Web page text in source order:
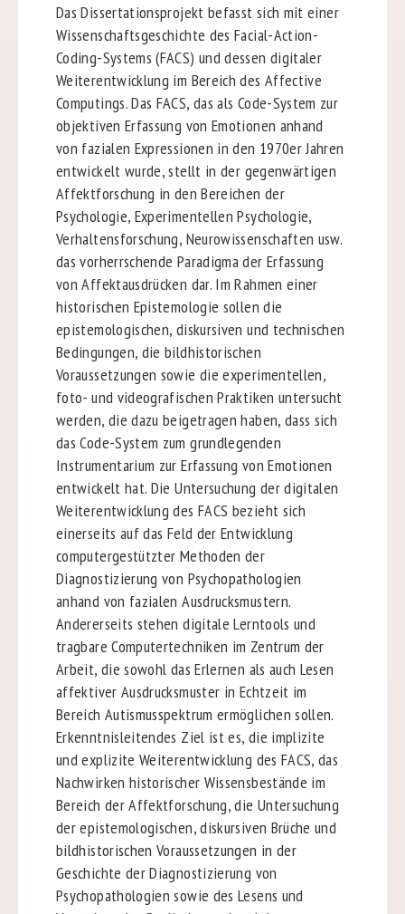
Das Dissertationsprojekt befasst sich mit einer
Wissenschaftsgeschichte des Facial-Action-
Coding-Systems (FACS) und dessen digitaler
Weiterentwicklung im Bereich des Affective
Computings. Das FACS, das als Code-System zur
objektiven Erfassung von Emotionen anhand
von fazialen Expressionen in den 1970er Jahren
entwickelt wurde, stellt in der gegenwärtigen
Affektforschung in den Bereichen der
Psychologie, Experimentellen Psychologie,
Verhaltensforschung, Neurowissenschaften usw.
das vorherrschende Paradigma der Erfassung
von Affektausdrücken dar. Im Rahmen einer
historischen Epistemologie sollen die
epistemologischen, diskursiven und technischen
Bedingungen, die bildhistorischen
Voraussetzungen sowie die experimentellen,
foto- und videografischen Praktiken untersucht
werden, die dazu beigetragen haben, dass sich
das Code-System zum grundlegenden
Instrumentarium zur Erfassung von Emotionen
entwickelt hat. Die Untersuchung der digitalen
Weiterentwicklung des FACS bezieht sich
einerseits auf das Feld der Entwicklung
computergestützter Methoden der
Diagnostizierung von Psychopathologien
anhand von fazialen Ausdrucksmustern.
Andererseits stehen digitale Lerntools und
tragbare Computertechniken im Zentrum der
Arbeit, die sowohl das Erlernen als auch Lesen
affektiver Ausdrucksmuster in Echtzeit im
Bereich Autismusspektrum ermöglichen sollen.
Erkenntnisleitendes Ziel ist es, die implizite
und explizite Weiterentwicklung des FACS, das
Nachwirken historischer Wissensbestände im
Bereich der Affektforschung, die Untersuchung
der epistemologischen, diskursiven Brüche und
bildhistorischen Voraussetzungen in der
Geschichte der Diagnostizierung von
Psychopathologien sowie des Lesens und